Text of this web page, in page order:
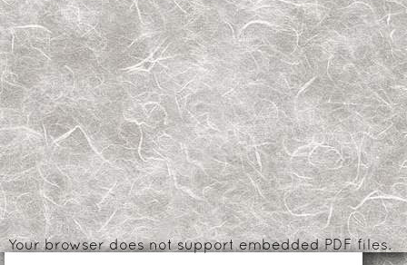
Your browser does not support embedded PDF files.